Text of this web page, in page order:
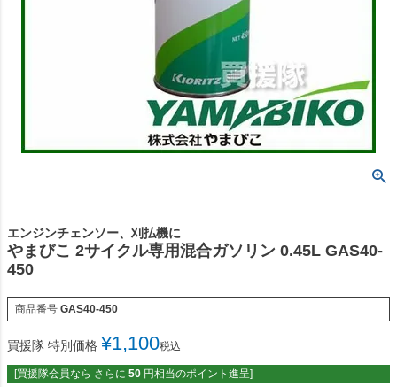
エンジンチェンソー、刈払機に
やまびこ 2サイクル専用混合ガソリン 0.45L GAS40-
450
商品番号 GAS40-450
買援隊 特別価格 ¥1,100税込
[買援隊会員なら さらに 50 円相当のポイント進呈]